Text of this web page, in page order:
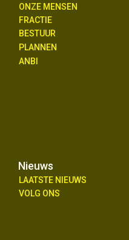
ONZE MENSEN
FRACTIE
BESTUUR
PLANNEN
ANBI
Nieuws
LAATSTE NIEUWS
VOLG ONS